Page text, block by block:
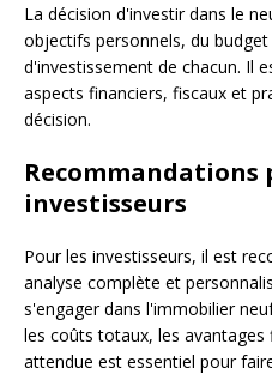
La décision d'investir dans le
objectifs personnels, du
d'investissement de chacun. Il
aspects financiers, fiscaux et
décision.
Recommandations
investisseurs
Pour les investisseurs, il est
analyse complète et
s'engager dans l'immobilier
les coûts totaux, les avantages
attendue est essentiel pour